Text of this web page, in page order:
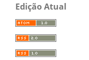
Edição Atual